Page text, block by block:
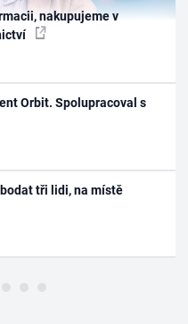
nakupujeme v
Orbit. Spolupracoval s
tři lidi, na místě